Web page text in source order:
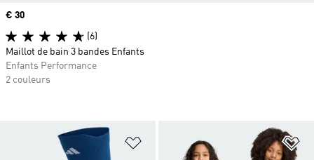
Ajouter à la Liste de produits
Prix
€ 30
(6)
Maillot de bain 3 bandes Enfants
Enfants Performance
2 couleurs